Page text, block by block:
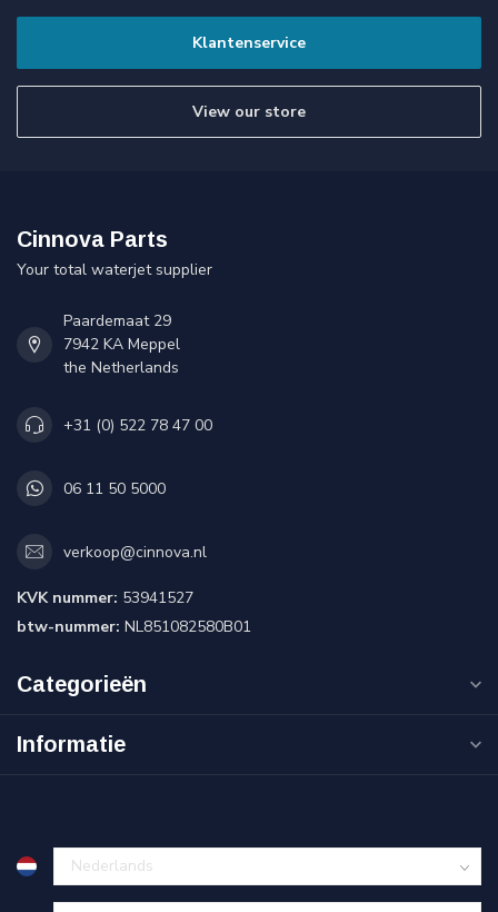
Klantenservice
View our store
Cinnova Parts
Your total waterjet supplier
Paardemaat 29
7942 KA Meppel
the Netherlands
+31 (0) 522 78 47 00
06 11 50 5000
verkoop@cinnova.nl
KVK nummer: 53941527
btw-nummer: NL851082580B01
Categorieën
Informatie